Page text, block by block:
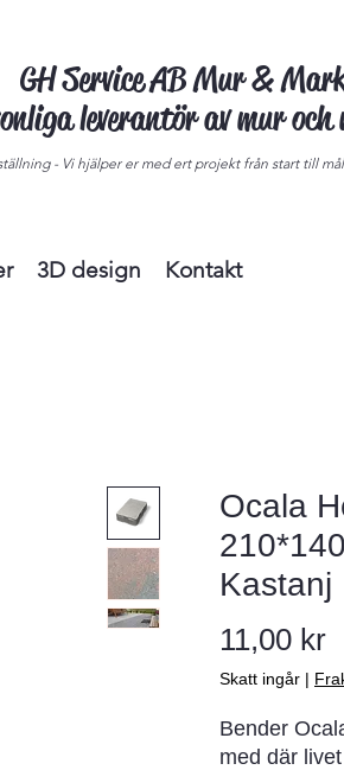
GH Service AB Mur &
leverantör av mur
- Vi hjälper er med ert projekt från start till
3D design Kontakt
Ocala
Kastanj
11,00 kr
Skatt ingår |
Bender
med där